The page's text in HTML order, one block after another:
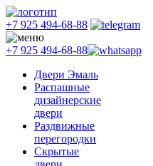
+7 925 494-68-88
+7 925 494-68-88
Двери Эмаль
Распашные
дизайнерские
двери
Раздвижные
перегородки
Скрытые